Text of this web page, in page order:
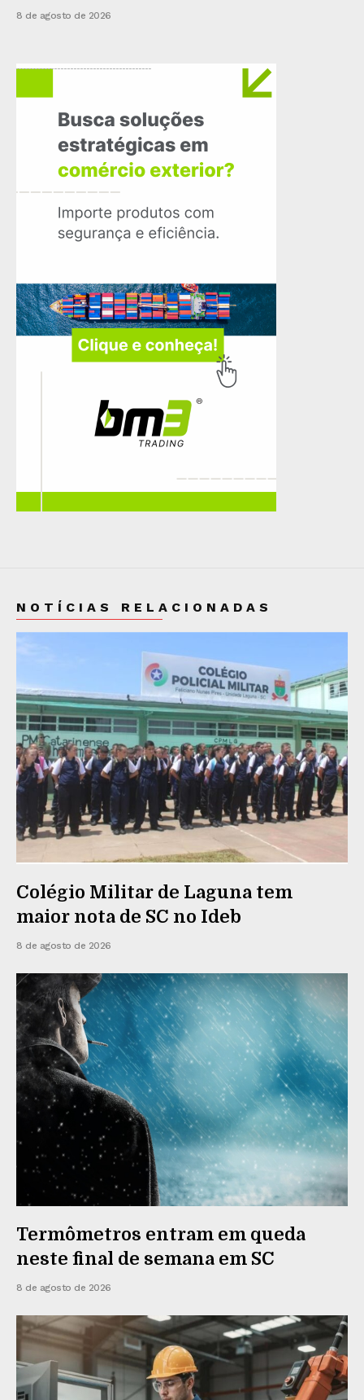
8 de agosto de 2026
NOTÍCIAS RELACIONADAS
Colégio Militar de Laguna tem
maior nota de SC no Ideb
8 de agosto de 2026
Termômetros entram em queda
neste final de semana em SC
8 de agosto de 2026